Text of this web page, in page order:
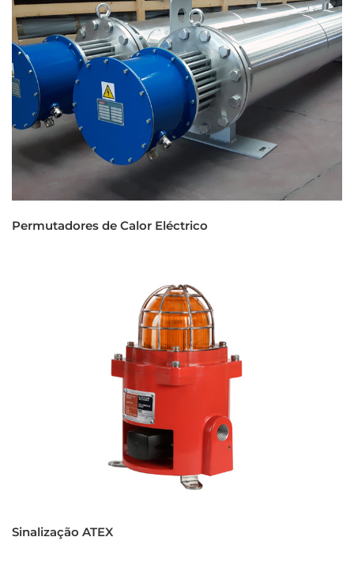
Permutadores de Calor Eléctrico
Sinalização ATEX